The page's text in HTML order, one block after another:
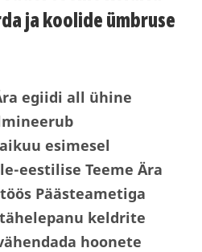
ja koolide ümbruse
egiidi all ühine
esimesel
eestilise Teeme Ära
Päästeametiga
keldrite
hoonete